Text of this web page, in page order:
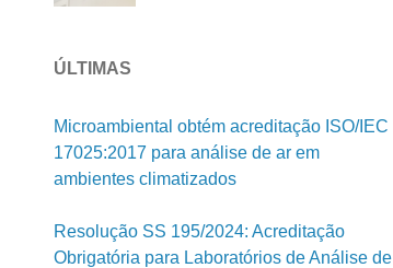
ÚLTIMAS
Microambiental obtém acreditação ISO/IEC
17025:2017 para análise de ar em
ambientes climatizados
Resolução SS 195/2024: Acreditação
Obrigatória para Laboratórios de Análise de